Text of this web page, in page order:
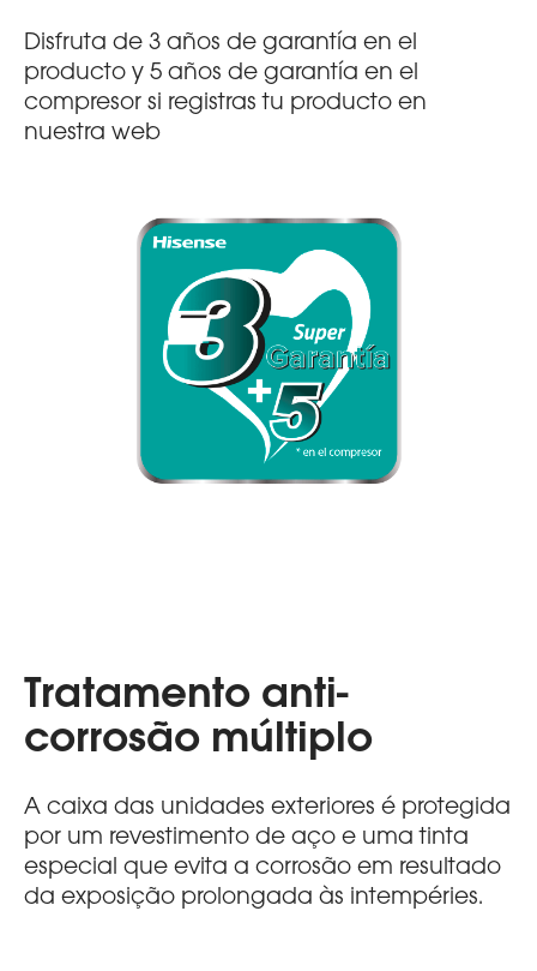
Disfruta de 3 años de garantía en el
producto y 5 años de garantía en el
compresor si registras tu producto en
nuestra web
Tratamento anti-
corrosão múltiplo
A caixa das unidades exteriores é protegida
por um revestimento de aço e uma tinta
especial que evita a corrosão em resultado
da exposição prolongada às intempéries.